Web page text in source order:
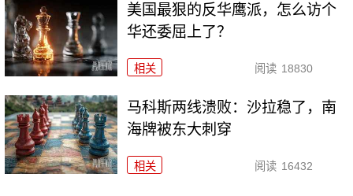
美国最狠的反华鹰派，怎么访个
华还委屈上了？
相关 阅读 18830
马科斯两线溃败：沙拉稳了，南
海牌被东大刺穿
相关 阅读 16432